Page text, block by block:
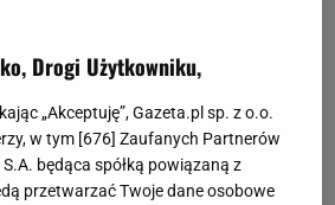
Drogi Użytkowniku,
„Akceptuję”, Gazeta.pl sp. z o.o.
w tym [676] Zaufanych Partnerów
będąca spółką powiązaną z
przetwarzać Twoje dane osobowe